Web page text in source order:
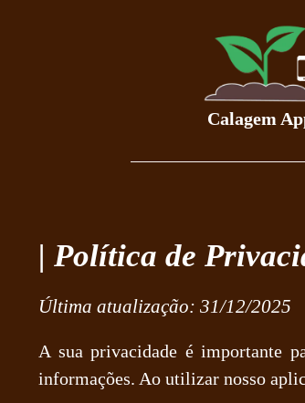
Calagem
| Política de
Última atualização: 31/12/2025
A sua privacidade é importante
informações. Ao utilizar nosso